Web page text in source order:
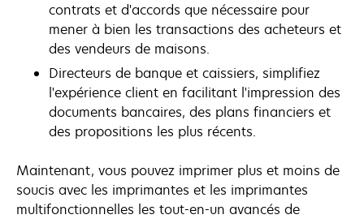
contrats et d'accords que nécessaire pour
mener à bien les transactions des acheteurs et
des vendeurs de maisons.
Directeurs de banque et caissiers, simplifiez
l'expérience client en facilitant l'impression des
documents bancaires, des plans financiers et
des propositions les plus récents.
Maintenant, vous pouvez imprimer plus et moins de
soucis avec les imprimantes et les imprimantes
multifonctionnelles les tout-en-un avancés de